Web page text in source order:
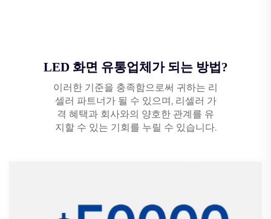
LED 화면 유통업체가 되는 방법?
이러한 기준을 충족함으로써 귀하는 리
셀러 파트너가 될 수 있으며, 리셀러 가
격 혜택과 회사와의 양호한 관계를 유
지할 수 있는 기회를 누릴 수 있습니다.